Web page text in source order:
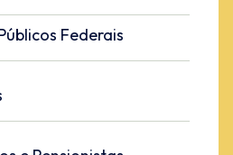
Federais